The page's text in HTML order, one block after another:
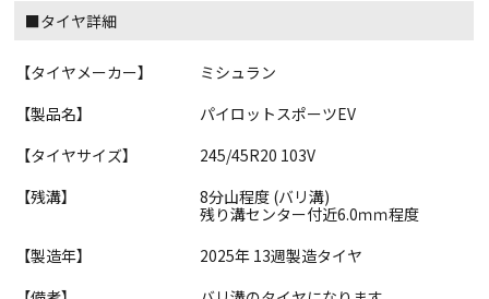
■タイヤ詳細
【タイヤメーカー】
ミシュラン
【製品名】
パイロットスポーツEV
【タイヤサイズ】
245/45R20 103V
【残溝】
8分山程度 (バリ溝)
残り溝センター付近6.0ｍｍ程度
【製造年】
2025年 13週製造タイヤ